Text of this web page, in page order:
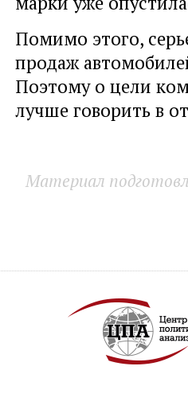
Помимо этого,
продаж
Поэтому о цели
лучше говорить в
Материал